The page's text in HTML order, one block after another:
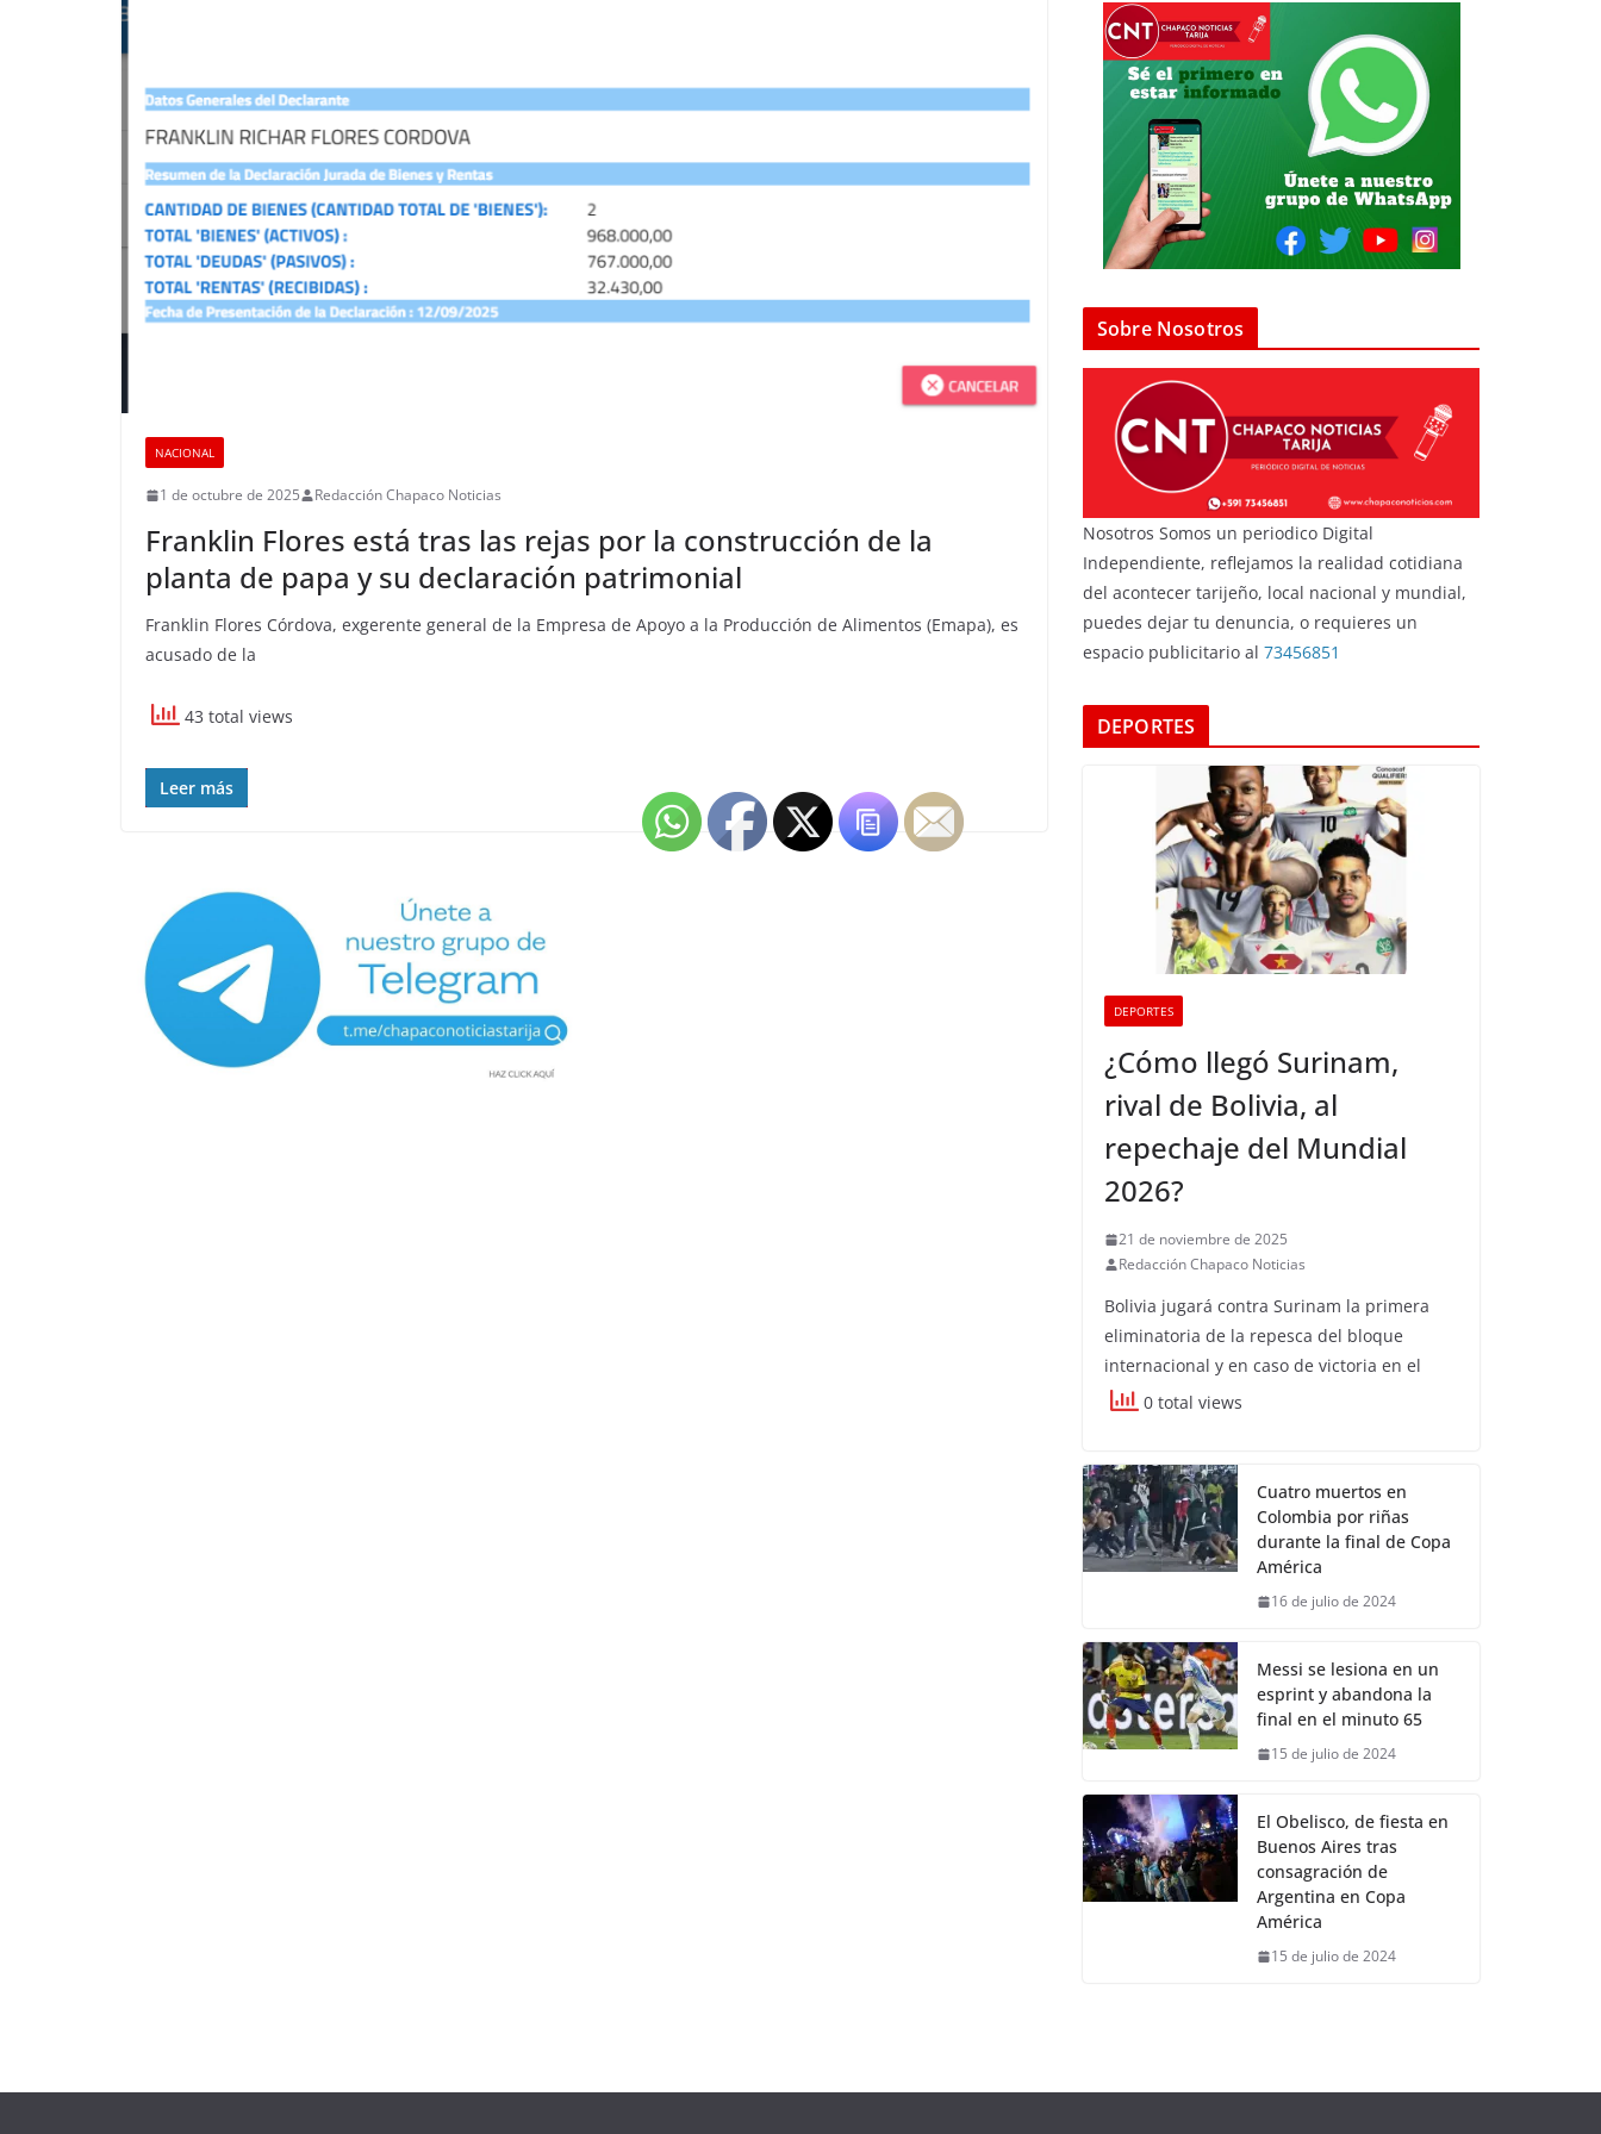
NACIONAL
1 de octubre de 2025 Redacción Chapaco Noticias
Franklin Flores está tras las rejas por la construcción de la
planta de papa y su declaración patrimonial
Franklin Flores Córdova, exgerente general de la Empresa de Apoyo a la Producción de Alimentos (Emapa), es
acusado de la
43 total views
Leer más
Sobre Nosotros
Nosotros Somos un periodico Digital
Independiente, reflejamos la realidad cotidiana
del acontecer tarijeño, local nacional y mundial,
puedes dejar tu denuncia, o requieres un
espacio publicitario al 73456851
DEPORTES
DEPORTES
¿Cómo llegó Surinam,
rival de Bolivia, al
repechaje del Mundial
2026?
21 de noviembre de 2025
Redacción Chapaco Noticias
Bolivia jugará contra Surinam la primera
eliminatoria de la repesca del bloque
internacional y en caso de victoria en el
0 total views
Cuatro muertos en
Colombia por riñas
durante la final de Copa
América
16 de julio de 2024
Messi se lesiona en un
esprint y abandona la
final en el minuto 65
15 de julio de 2024
El Obelisco, de fiesta en
Buenos Aires tras
consagración de
Argentina en Copa
América
15 de julio de 2024